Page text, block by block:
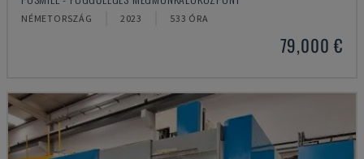
NÉMETORSZÁG 2023 533 ÓRA
79,000 €